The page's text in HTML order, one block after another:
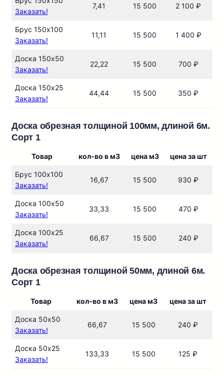
Заказать!
7,41 15 500 2 100 ₽
Брус 150х100
Заказать!
11,11 15 500 1 400 ₽
Доска 150х50
Заказать!
22,22 15 500 700 ₽
Доска 150х25
Заказать!
44,44 15 500 350 ₽
Доска обрезная толщиной 100мм, длиной 6м.
Сорт 1
Товар кол-во в м3 цена м3 цена за шт
Брус 100х100
Заказать!
16,67 15 500 930 ₽
Доска 100х50
Заказать!
33,33 15 500 470 ₽
Доска 100х25
Заказать!
66,67 15 500 240 ₽
Доска обрезная толщиной 50мм, длиной 6м.
Сорт 1
Товар кол-во в м3 цена м3 цена за шт
Доска 50х50
Заказать!
66,67 15 500 240 ₽
Доска 50х25
Заказать!
133,33 15 500 125 ₽